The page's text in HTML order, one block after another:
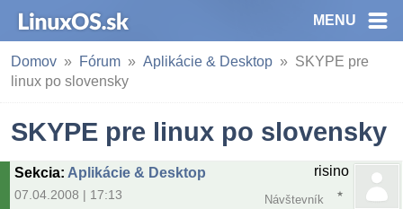
MENU
Domov Fórum Aplikácie & Desktop
SKYPE pre
linux po slovensky
SKYPE pre linux po slovensky
Sekcia: Aplikácie & Desktop
07.04.2008 | 17:13
risino
Návštevník